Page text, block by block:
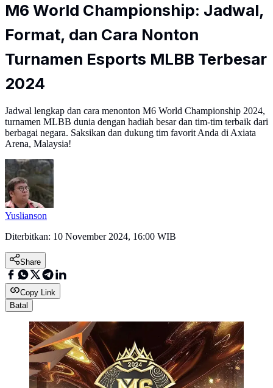
M6 World Championship: Jadwal,
Format, dan Cara Nonton
Turnamen Esports MLBB Terbesar
2024
Jadwal lengkap dan cara menonton M6 World Championship 2024,
turnamen MLBB dunia dengan hadiah besar dan tim-tim terbaik dari
berbagai negara. Saksikan dan dukung tim favorit Anda di Axiata
Arena, Malaysia!
Yuslianson
Diterbitkan: 10 November 2024, 16:00 WIB
Share
Copy Link
Batal